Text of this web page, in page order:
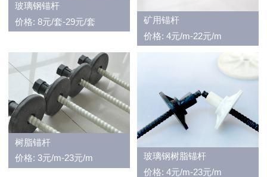
玻璃钢锚杆
价格: 8元/套-29元/套
矿用锚杆
价格: 4元/m-22元/m
树脂锚杆
价格: 3元/m-23元/m
玻璃钢树脂锚杆
价格: 4元/m-23元/m